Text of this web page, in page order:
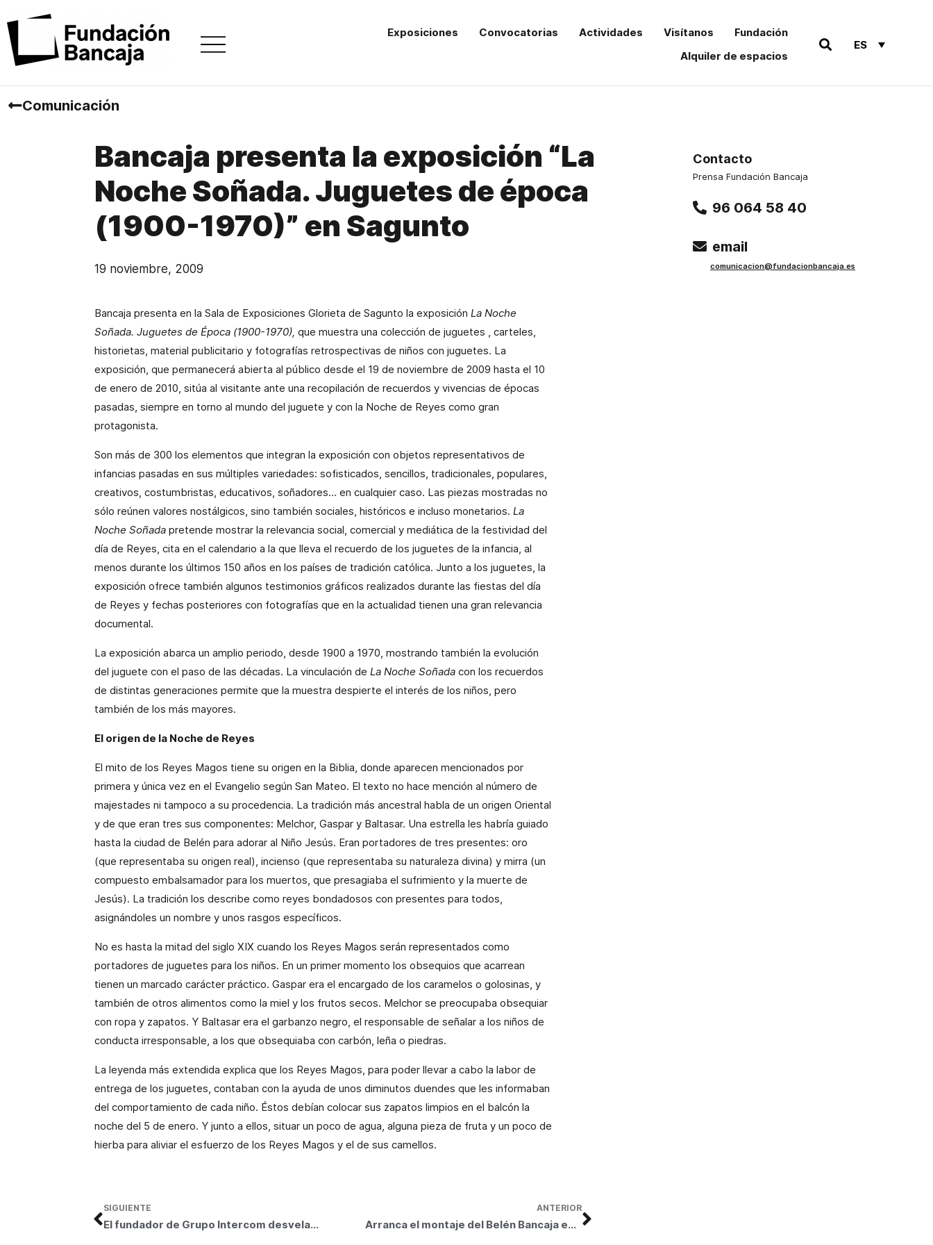
Exposiciones Convocatorias Actividades Visítanos
Fundación
Alquiler de espacios
ES
Comunicación
Bancaja presenta la exposición “La
Noche Soñada. Juguetes de época
(1900-1970)” en Sagunto
19 noviembre, 2009
Bancaja presenta en la Sala de Exposiciones Glorieta de Sagunto la exposición La Noche
Soñada. Juguetes de Época (1900-1970), que muestra una colección de juguetes , carteles,
historietas, material publicitario y fotografías retrospectivas de niños con juguetes. La
exposición, que permanecerá abierta al público desde el 19 de noviembre de 2009 hasta el 10
de enero de 2010, sitúa al visitante ante una recopilación de recuerdos y vivencias de épocas
pasadas, siempre en torno al mundo del juguete y con la Noche de Reyes como gran
protagonista.
Son más de 300 los elementos que integran la exposición con objetos representativos de
infancias pasadas en sus múltiples variedades: sofisticados, sencillos, tradicionales, populares,
creativos, costumbristas, educativos, soñadores… en cualquier caso. Las piezas mostradas no
sólo reúnen valores nostálgicos, sino también sociales, históricos e incluso monetarios. La
Noche Soñada pretende mostrar la relevancia social, comercial y mediática de la festividad del
día de Reyes, cita en el calendario a la que lleva el recuerdo de los juguetes de la infancia, al
menos durante los últimos 150 años en los países de tradición católica. Junto a los juguetes, la
exposición ofrece también algunos testimonios gráficos realizados durante las fiestas del día
de Reyes y fechas posteriores con fotografías que en la actualidad tienen una gran relevancia
documental.
La exposición abarca un amplio periodo, desde 1900 a 1970, mostrando también la evolución
del juguete con el paso de las décadas. La vinculación de La Noche Soñada con los recuerdos
de distintas generaciones permite que la muestra despierte el interés de los niños, pero
también de los más mayores.
El origen de la Noche de Reyes
El mito de los Reyes Magos tiene su origen en la Biblia, donde aparecen mencionados por
primera y única vez en el Evangelio según San Mateo. El texto no hace mención al número de
majestades ni tampoco a su procedencia. La tradición más ancestral habla de un origen Oriental
y de que eran tres sus componentes: Melchor, Gaspar y Baltasar. Una estrella les habría guiado
hasta la ciudad de Belén para adorar al Niño Jesús. Eran portadores de tres presentes: oro
(que representaba su origen real), incienso (que representaba su naturaleza divina) y mirra (un
compuesto embalsamador para los muertos, que presagiaba el sufrimiento y la muerte de
Jesús). La tradición los describe como reyes bondadosos con presentes para todos,
asignándoles un nombre y unos rasgos específicos.
No es hasta la mitad del siglo XIX cuando los Reyes Magos serán representados como
portadores de juguetes para los niños. En un primer momento los obsequios que acarrean
tienen un marcado carácter práctico. Gaspar era el encargado de los caramelos o golosinas, y
también de otros alimentos como la miel y los frutos secos. Melchor se preocupaba obsequiar
con ropa y zapatos. Y Baltasar era el garbanzo negro, el responsable de señalar a los niños de
conducta irresponsable, a los que obsequiaba con carbón, leña o piedras.
La leyenda más extendida explica que los Reyes Magos, para poder llevar a cabo la labor de
entrega de los juguetes, contaban con la ayuda de unos diminutos duendes que les informaban
del comportamiento de cada niño. Éstos debían colocar sus zapatos limpios en el balcón la
noche del 5 de enero. Y junto a ellos, situar un poco de agua, alguna pieza de fruta y un poco de
hierba para aliviar el esfuerzo de los Reyes Magos y el de sus camellos.
ANTERIOR
Arranca el montaje del Belén Bancaja en la Plaza del Congreso Eucarístico de Elx
SIGUIENTE
El fundador de Grupo Intercom desvela las 28 características de los emprendedores en el Centro Cultural Bancaja
Contacto
Prensa Fundación Bancaja
96 064 58 40
email
comunicacion@fundacionbancaja.es